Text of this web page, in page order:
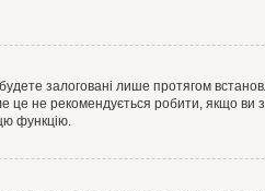
залоговані лише протягом
не рекомендується робити, якщо
функцію.